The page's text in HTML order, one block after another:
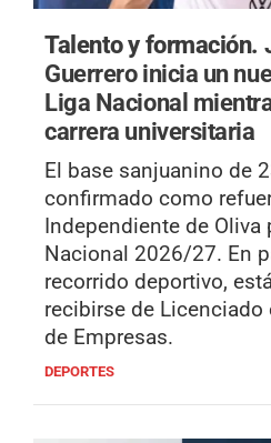
Talento y formación.
Guerrero inicia un
Liga Nacional
carrera universitaria
El base sanjuanino de
confirmado como
Independiente de Oliva
Nacional 2026/27. En
recorrido deportivo,
recibirse de
de Empresas.
DEPORTES